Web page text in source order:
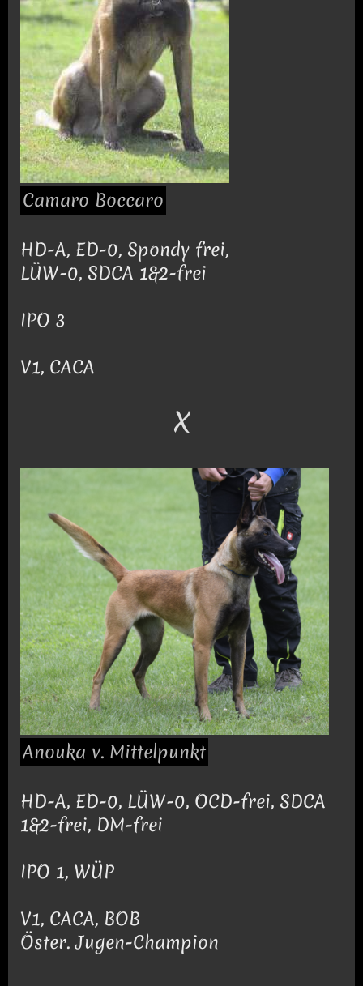
Camaro Boccaro
HD-A, ED-0, Spondy frei,
LÜW-0, SDCA 1&2-frei
IPO 3
V1, CACA
X
Anouka v. Mittelpunkt
HD-A, ED-0, LÜW-0, OCD-frei, SDCA
1&2-frei, DM-frei
IPO 1, WÜP
V1, CACA, BOB
Öster. Jugen-Champion